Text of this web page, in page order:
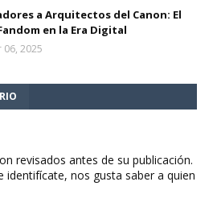
a Arquitectos del Canon: El
en la Era Digital
06, 2025
revisados antes de su publicación.
identifícate, nos gusta saber a quien